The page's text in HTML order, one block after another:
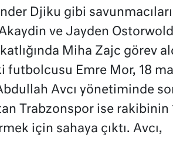
Djiku gibi
ve Jayden
Miha Zajc görev
futbolcusu Emre Mor, 18
Avcı yönetiminde
Trabzonspor ise rakibinin
için sahaya çıktı. Avcı,